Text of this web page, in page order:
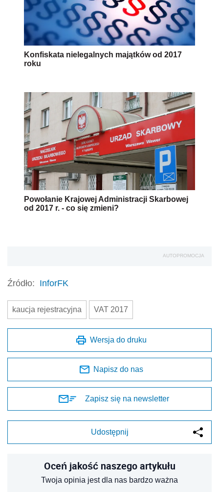
Konfiskata nielegalnych majątków od 2017
roku
Powołanie Krajowej Administracji Skarbowej
od 2017 r. - co się zmieni?
AUTOPROMOCJA
Źródło: InforFK
kaucja rejestracyjna VAT 2017
Wersja do druku
Napisz do nas
Zapisz się na newsletter
Udostępnij
Oceń jakość naszego artykułu
Twoja opinia jest dla nas bardzo ważna